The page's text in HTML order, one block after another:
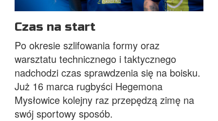
Czas na start
Po okresie szlifowania formy oraz
warsztatu technicznego i taktycznego
nadchodzi czas sprawdzenia się na boisku.
Już 16 marca rugbyści Hegemona
Mysłowice kolejny raz przepędzą zimę na
swój sportowy sposób.